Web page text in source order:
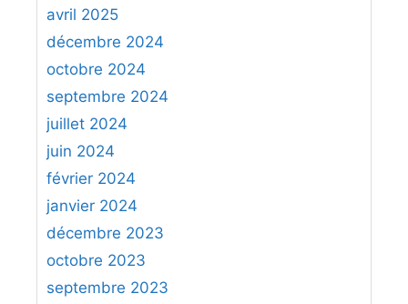
:
avril 2025
décembre 2024
octobre 2024
septembre 2024
juillet 2024
juin 2024
février 2024
janvier 2024
décembre 2023
octobre 2023
septembre 2023